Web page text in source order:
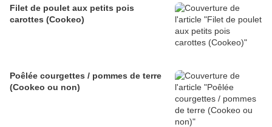
Filet de poulet aux petits pois
carottes (Cookeo)
Poêlée courgettes / pommes de terre
(Cookeo ou non)